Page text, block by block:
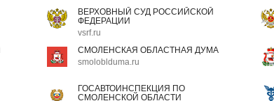
ВЕРХОВНЫЙ СУД РОССИЙСКОЙ
ФЕДЕРАЦИИ
vsrf.ru
СМОЛЕНСКАЯ ОБЛАСТНАЯ ДУМА
smoloblduma.ru
ГОСАВТОИНСПЕКЦИЯ ПО
СМОЛЕНСКОЙ ОБЛАСТИ